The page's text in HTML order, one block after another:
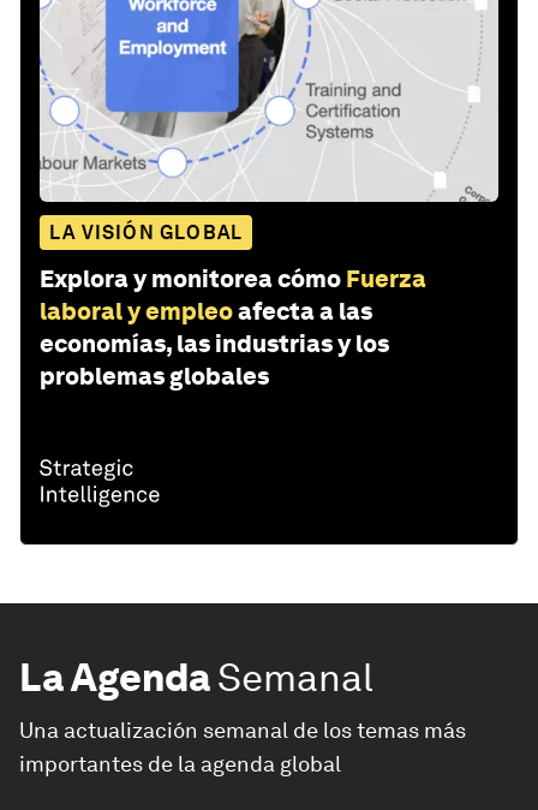
LA VISIÓN GLOBAL
Explora y monitorea cómo Fuerza
laboral y empleoafecta a las
economías, las industrias y los
problemas globales
La AgendaSemanal
Una actualización semanal de los temas más
importantes de la agenda global